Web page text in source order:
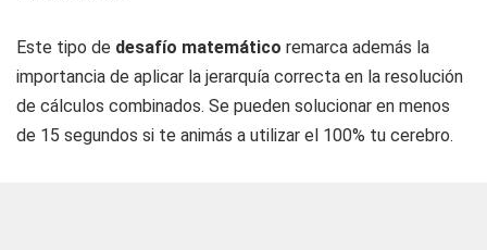
Este tipo de desafío matemático remarca además la
importancia de aplicar la jerarquía correcta en la resolución
de cálculos combinados. Se pueden solucionar en menos
de 15 segundos si te animás a utilizar el 100% tu cerebro.